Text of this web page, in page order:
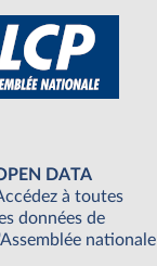
DATA
à toutes
données de
l'Assemblée nationale